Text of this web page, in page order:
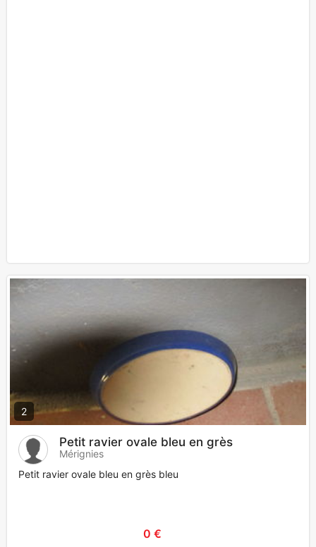
2
Petit ravier ovale bleu en grès
Mérignies
Petit ravier ovale bleu en grès bleu
0 €